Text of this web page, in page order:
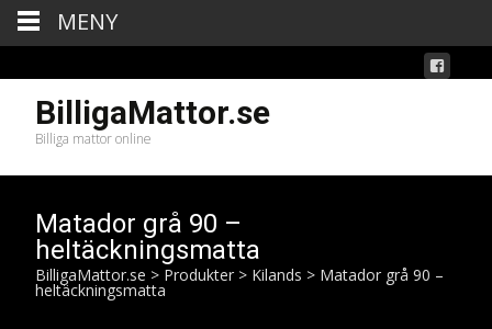
BilligaMattor.se
Billiga mattor online
Matador grå 90 –
heltäckningsmatta
BilligaMattor.se > Produkter > Kilands > Matador grå 90 –
heltäckningsmatta
MENY